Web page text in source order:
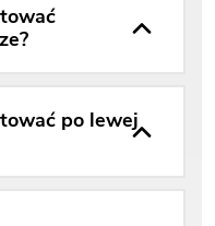
po lewej